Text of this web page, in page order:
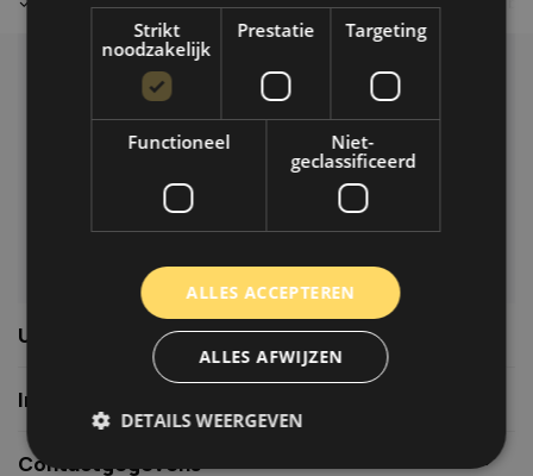
Klantenservice
Veelgestelde vragen
06-39119169
info@autoklusser.nl
Usefull links
Informatie
Contactgegevens
Strikt
noodzakelijk
Prestatie Targeting
Functioneel
Niet-
geclassificeerd
ALLES ACCEPTEREN
ALLES AFWIJZEN
DETAILS WEERGEVEN